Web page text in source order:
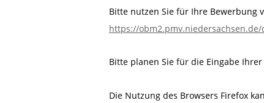
Bitte nutzen Sie für Ihre Bewerbung
https://obm2.pmv.niedersachsen.de/
Bitte planen Sie für die Eingabe
Die Nutzung des Browsers Firefox